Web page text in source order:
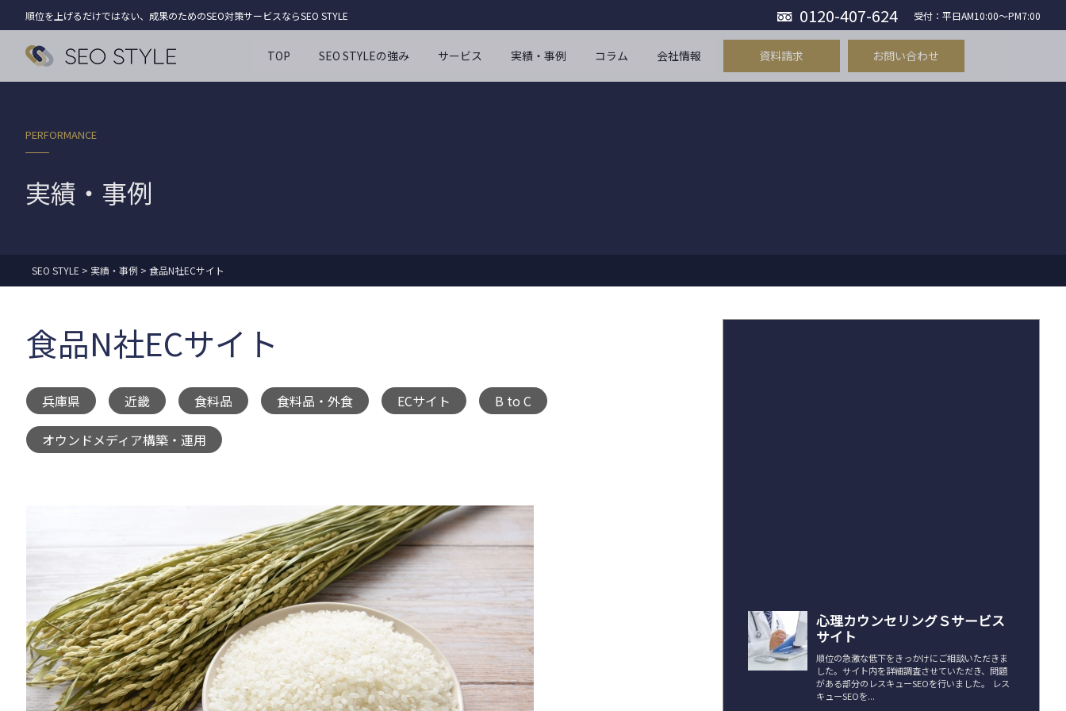
TOP SEO STYLEの強み サービス 実績・事例 コラム 会社情報 資料請求 お問い合わせ
順位を上げるだけではない、成果のためのSEO対策サービスならSEO STYLE 0120-407-624 受付：平日AM10:00〜PM7:00
PERFORMANCE
実績・事例
SEO STYLE > 実績・事例 > 食品N社ECサイト
食品N社ECサイト
兵庫県 近畿 食料品 食料品・外食 ECサイト B to C
オウンドメディア構築・運用